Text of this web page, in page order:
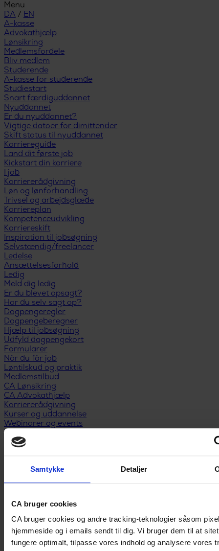
Samtykke Detaljer
CA bruger cookies
CA bruger cookies og andre tracking-teknologier såsom
hjemmeside og i emails sendt til dig. Vi bruger dem til at
fungere optimalt, tilpasse vores indhold og analysere vores
Menu
DA / EN
A-kasse
Advokathjælp
Lønsikring
Medlemsfordele
Bliv medlem
Studerende
A-kasse for studerende
Studiestart
Snart færdiguddannet
Nyuddannet
Er du nyuddannet?
Vigtige datoer for dimittender
Skift status til nyuddannet
Karriereguide
Land dit første job
Kickstart din karriere
I job
Karriererådgivning
Løn og lønforhandling
Trivsel og arbejdsglæde
Karriereplan
Kompetenceudvikling
Karriereskift
Inspiration til jobsøgning
Selvstændig/freelancer
Ledelse
Ansættelsesforhold
Ledig
Meld dig ledig
Er du blevet opsagt?
Har du selv sagt op?
Dagpengeregler
Dagpengeberegner
Hjælp til jobsøgning
Udfyld dagpengekort
Formularer
Når du får job
Løntilskud og praktik
Medlemstilbud
CA Lønsikring
CA Advokathjælp
Karriererådgivning
Kurser og uddannelse
Webinarer og events
Medlemsfordele
Privatøkonomi